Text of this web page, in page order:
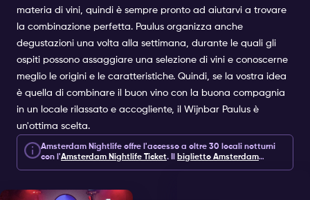
materia di vini, quindi è sempre pronto ad aiutarvi a trovare
la combinazione perfetta. Paulus organizza anche
degustazioni una volta alla settimana, durante le quali gli
ospiti possono assaggiare una selezione di vini e conoscerne
meglio le origini e le caratteristiche. Quindi, se la vostra idea
è quella di combinare il buon vino con la buona compagnia
in un locale rilassato e accogliente, il Wijnbar Paulus è
un'ottima scelta.
Amsterdam Nightlife offre l'accesso a oltre 30 locali notturni
con l'Amsterdam Nightlife Ticket.
biglietto Amsterdam